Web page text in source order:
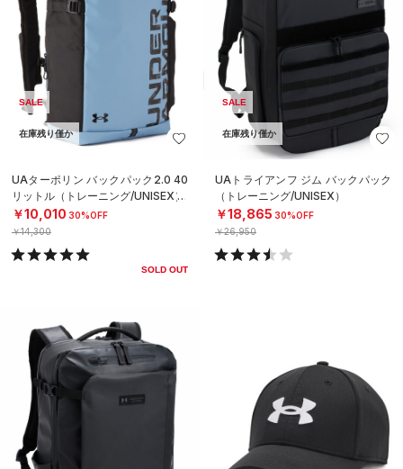
SALE
在庫残り僅か
UAターポリン バックパック2.0 40
リットル（トレーニング/UNISEX）
￥10,010 30%OFF
￥14,300
SOLD OUT
SALE
在庫残り僅か
UAトライアンフ ジム バックパック
（トレーニング/UNISEX）
￥18,865 30%OFF
￥26,950